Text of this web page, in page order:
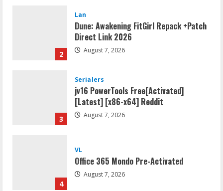
2
Lan
Dune: Awakening FitGirl Repack +Patch
Direct Link 2026
August 7, 2026
3
Serialers
jv16 PowerTools Free[Activated]
[Latest] [x86-x64] Reddit
August 7, 2026
4
VL
Office 365 Mondo Pre-Activated
August 7, 2026